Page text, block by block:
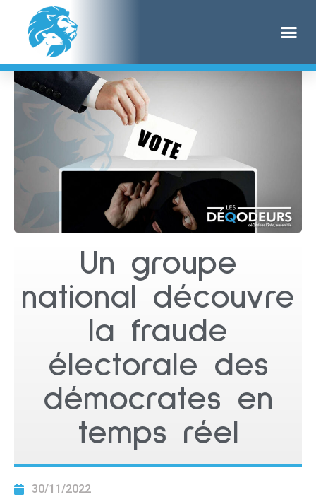
Un groupe
national découvre
la fraude
électorale des
démocrates en
temps réel
30/11/2022